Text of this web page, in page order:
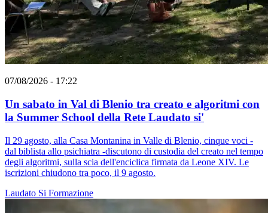
07/08/2026 - 17:22
Un sabato in Val di Blenio tra creato e algoritmi con
la Summer School della Rete Laudato si'
Il 29 agosto, alla Casa Montanina in Valle di Blenio, cinque voci -
dal biblista allo psichiatra -discutono di custodia del creato nel tempo
degli algoritmi, sulla scia dell'enciclica firmata da Leone XIV. Le
iscrizioni chiudono tra poco, il 9 agosto.
Laudato Si Formazione